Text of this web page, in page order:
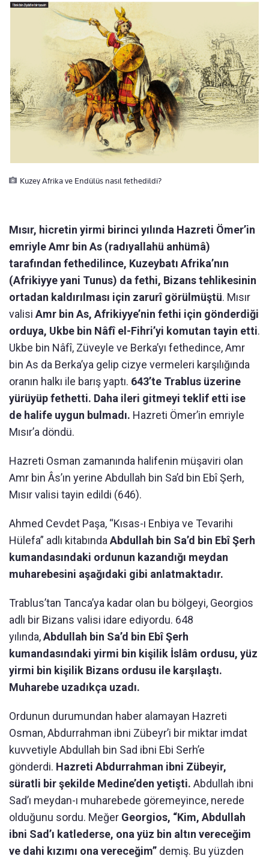
Kuzey Afrika ve Endülüs nasıl fethedildi?
Mısır, hicretin yirmi birinci yılında Hazreti Ömer’in
emriyle Amr bin As (radıyallahü anhümâ)
tarafından fethedilince, Kuzeybatı Afrika’nın
(Afrikiyye yani Tunus) da fethi, Bizans tehlikesinin
ortadan kaldırılması için zarurî görülmüştü. Mısır
valisi Amr bin As, Afrikiyye’nin fethi için gönderdiği
orduya, Ukbe bin Nâfî el-Fihri’yi komutan tayin etti.
Ukbe bin Nâfî, Züveyle ve Berka’yı fethedince, Amr
bin As da Berka’ya gelip cizye vermeleri karşılığında
oranın halkı ile barış yaptı. 643’te Trablus üzerine
yürüyüp fethetti. Daha ileri gitmeyi teklif etti ise
de halife uygun bulmadı. Hazreti Ömer’in emriyle
Mısır’a döndü.
Hazreti Osman zamanında halifenin müşaviri olan
Amr bin Âs’ın yerine Abdullah bin Sa’d bin Ebî Şerh,
Mısır valisi tayin edildi (646).
Ahmed Cevdet Paşa, “Kısas-ı Enbiya ve Tevarihi
Hülefa” adlı kitabındaAbdullah bin Sa’d bin Ebî Şerh
kumandasındaki ordunun kazandığı meydan
muharebesini aşağıdaki gibi anlatmaktadır.
Trablus’tan Tanca’ya kadar olan bu bölgeyi, Georgios
adlı bir Bizans valisi idare ediyordu. 648
yılında,Abdullah bin Sa’d bin Ebî Şerh
kumandasındaki yirmi bin kişilik İslâm ordusu, yüz
yirmi bin kişilik Bizans ordusu ile karşılaştı.
Muharebe uzadıkça uzadı.
Ordunun durumundan haber alamayan Hazreti
Osman, Abdurrahman ibni Zübeyr’i bir miktar imdat
kuvvetiyle Abdullah bin Sad ibni Ebi Serh’e
gönderdi. Hazreti Abdurrahman ibni Zübeyir,
süratli bir şekilde Medine’den yetişti. Abdullah ibni
Sad’ı meydan-ı muharebede göremeyince, nerede
olduğunu sordu. Meğer Georgios, “Kim, Abdullah
ibni Sad’ı katlederse, ona yüz bin altın vereceğim
ve dahi kızımı ona vereceğim” demiş. Bu yüzden